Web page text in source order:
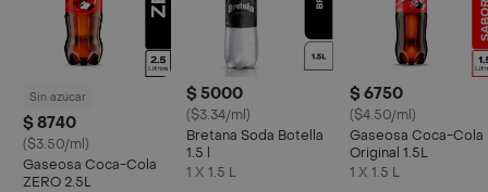
Sin azúcar
$ 8740
($3.50/ml)
Gaseosa Coca-Cola
ZERO 2.5L
$ 5000
($3.34/ml)
Bretana Soda Botella
1.5 l
1 X 1.5 L
$ 6750
($4.50/ml)
Gaseosa Coca-Cola
Original 1.5L
1 X 1.5 L